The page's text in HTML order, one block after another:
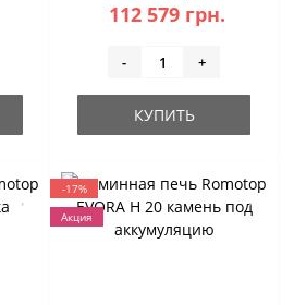
112 579 грн.
- +
КУПИТЬ
-17%
Акция